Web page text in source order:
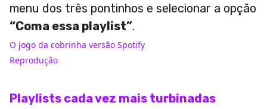
menu dos três pontinhos e selecionar a opção
“Coma essa playlist”.
O jogo da cobrinha versão Spotify
Reprodução
Playlists cada vez mais turbinadas